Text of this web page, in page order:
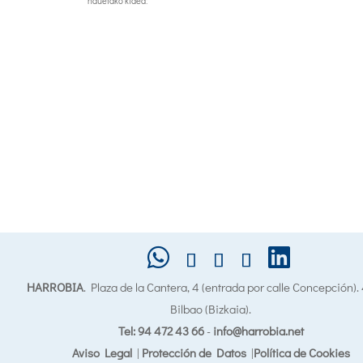
HARROBIA. Plaza de la Cantera, 4 (entrada por calle
Bilbao (Bizkaia).
Tel: 94 472 43 66- info@harrobia.net
Aviso Legal| Protección de Datos|Política de Cookies